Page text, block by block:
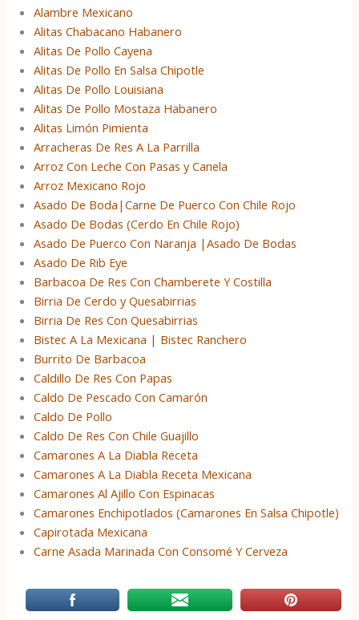
Alambre Mexicano
Alitas Chabacano Habanero
Alitas De Pollo Cayena
Alitas De Pollo En Salsa Chipotle
Alitas De Pollo Louisiana
Alitas De Pollo Mostaza Habanero
Alitas Limón Pimienta
Arracheras De Res A La Parrilla
Arroz Con Leche Con Pasas y Canela
Arroz Mexicano Rojo
Asado De Boda|Carne De Puerco Con Chile Rojo
Asado De Bodas (Cerdo En Chile Rojo)
Asado De Puerco Con Naranja |Asado De Bodas
Asado De Rib Eye
Barbacoa De Res Con Chamberete Y Costilla
Birria De Cerdo y Quesabirrias
Birria De Res Con Quesabirrias
Bistec A La Mexicana | Bistec Ranchero
Burrito De Barbacoa
Caldillo De Res Con Papas
Caldo De Pescado Con Camarón
Caldo De Pollo
Caldo De Res Con Chile Guajillo
Camarones A La Diabla Receta
Camarones A La Diabla Receta Mexicana
Camarones Al Ajillo Con Espinacas
Camarones Enchipotlados (Camarones En Salsa Chipotle)
Capirotada Mexicana
Carne Asada Marinada Con Consomé Y Cerveza